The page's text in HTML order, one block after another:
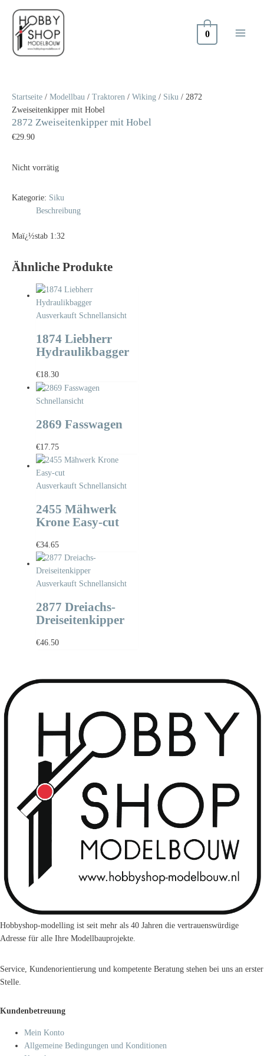
Inhalt
springen
0
Startseite / Modellbau / Traktoren / Wiking / Siku / 2872
Zweiseitenkipper mit Hobel
2872 Zweiseitenkipper mit Hobel
€29.90
Nicht vorrätig
Kategorie: Siku
Beschreibung
Maï¿½stab 1:32
Ähnliche Produkte
Ausverkauft Schnellansicht
1874 Liebherr
Hydraulikbagger
€18.30
Schnellansicht
2869 Fasswagen
€17.75
Ausverkauft Schnellansicht
2455 Mähwerk
Krone Easy-cut
€34.65
Ausverkauft Schnellansicht
2877 Dreiachs-
Dreiseitenkipper
€46.50
Hobbyshop-modelling ist seit mehr als 40 Jahren die vertrauenswürdige
Adresse für alle Ihre Modellbauprojekte.
Service, Kundenorientierung und kompetente Beratung stehen bei uns an erster
Stelle.
Kundenbetreuung
Mein Konto
Allgemeine Bedingungen und Konditionen